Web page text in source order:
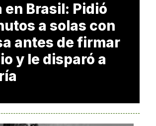
en Brasil: Pidió
a solas con
antes de firmar
y le disparó a